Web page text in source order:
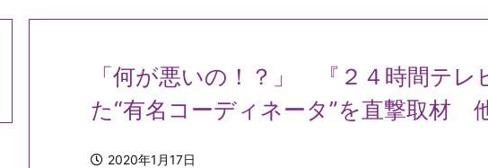
「何が悪いの！？」 『２４時間テ
た“有名コーディネータ”を直撃取材
2020年1月17日